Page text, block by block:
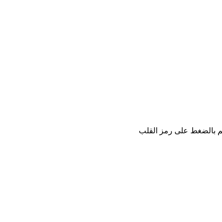
بالضغط على رمز القلب